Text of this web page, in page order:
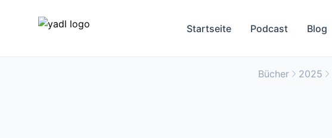
Startseite Podcast Blog
Bücher 2025